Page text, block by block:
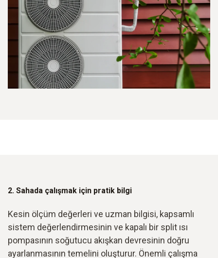
2. Sahada çalışmak için pratik bilgi
Kesin ölçüm değerleri ve uzman bilgisi, kapsamlı
sistem değerlendirmesinin ve kapalı bir split ısı
pompasının soğutucu akışkan devresinin doğru
ayarlanmasının temelini oluşturur. Önemli çalışma